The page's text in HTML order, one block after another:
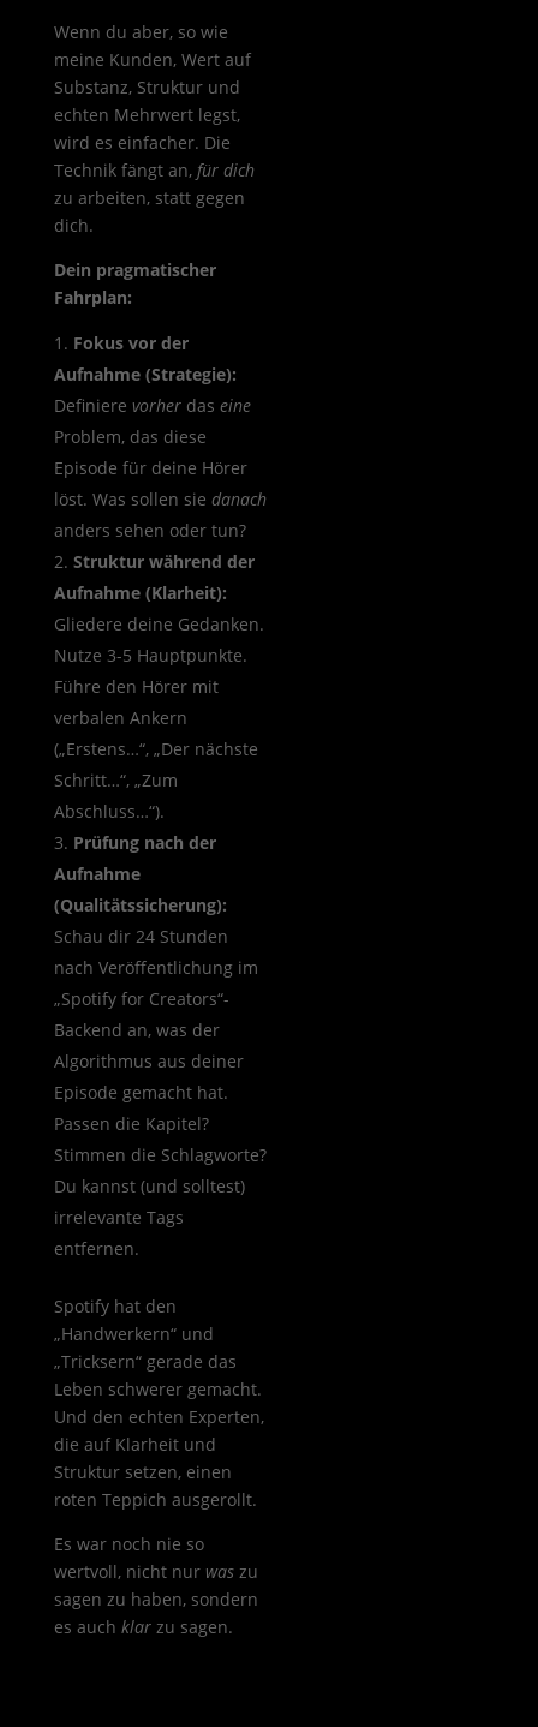
Wenn du aber, so wie
meine Kunden, Wert auf
Substanz, Struktur und
echten Mehrwert legst,
wird es einfacher. Die
Technik fängt an, für dich
zu arbeiten, statt gegen
dich.
Dein pragmatischer
Fahrplan:
Fokus vor der
Aufnahme (Strategie):
Definiere vorherdas eine
Problem, das diese
Episode für deine Hörer
löst. Was sollen sie danach
anders sehen oder tun?
Struktur während der
Aufnahme (Klarheit):
Gliedere deine Gedanken.
Nutze 3-5 Hauptpunkte.
Führe den Hörer mit
verbalen Ankern
(„Erstens…“, „Der nächste
Schritt…“, „Zum
Abschluss…“).
Prüfung nach der
Aufnahme
(Qualitätssicherung):
Schau dir 24 Stunden
nach Veröffentlichung im
„Spotify for Creators“-
Backend an, was der
Algorithmus aus deiner
Episode gemacht hat.
Passen die Kapitel?
Stimmen die Schlagworte?
Du kannst (und solltest)
irrelevante Tags
entfernen.
Spotify hat den
„Handwerkern“ und
„Tricksern“ gerade das
Leben schwerer gemacht.
Und den echten Experten,
die auf Klarheit und
Struktur setzen, einen
roten Teppich ausgerollt.
Es war noch nie so
wertvoll, nicht nur waszu
sagen zu haben, sondern
es auch klarzu sagen.